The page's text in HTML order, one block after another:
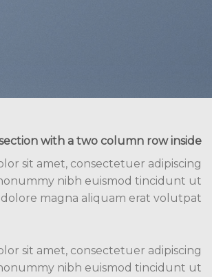
with a two column row inside
sit amet, consectetuer adipiscing
nibh euismod tincidunt ut
magna aliquam erat volutpat….
sit amet, consectetuer adipiscing
nibh euismod tincidunt ut